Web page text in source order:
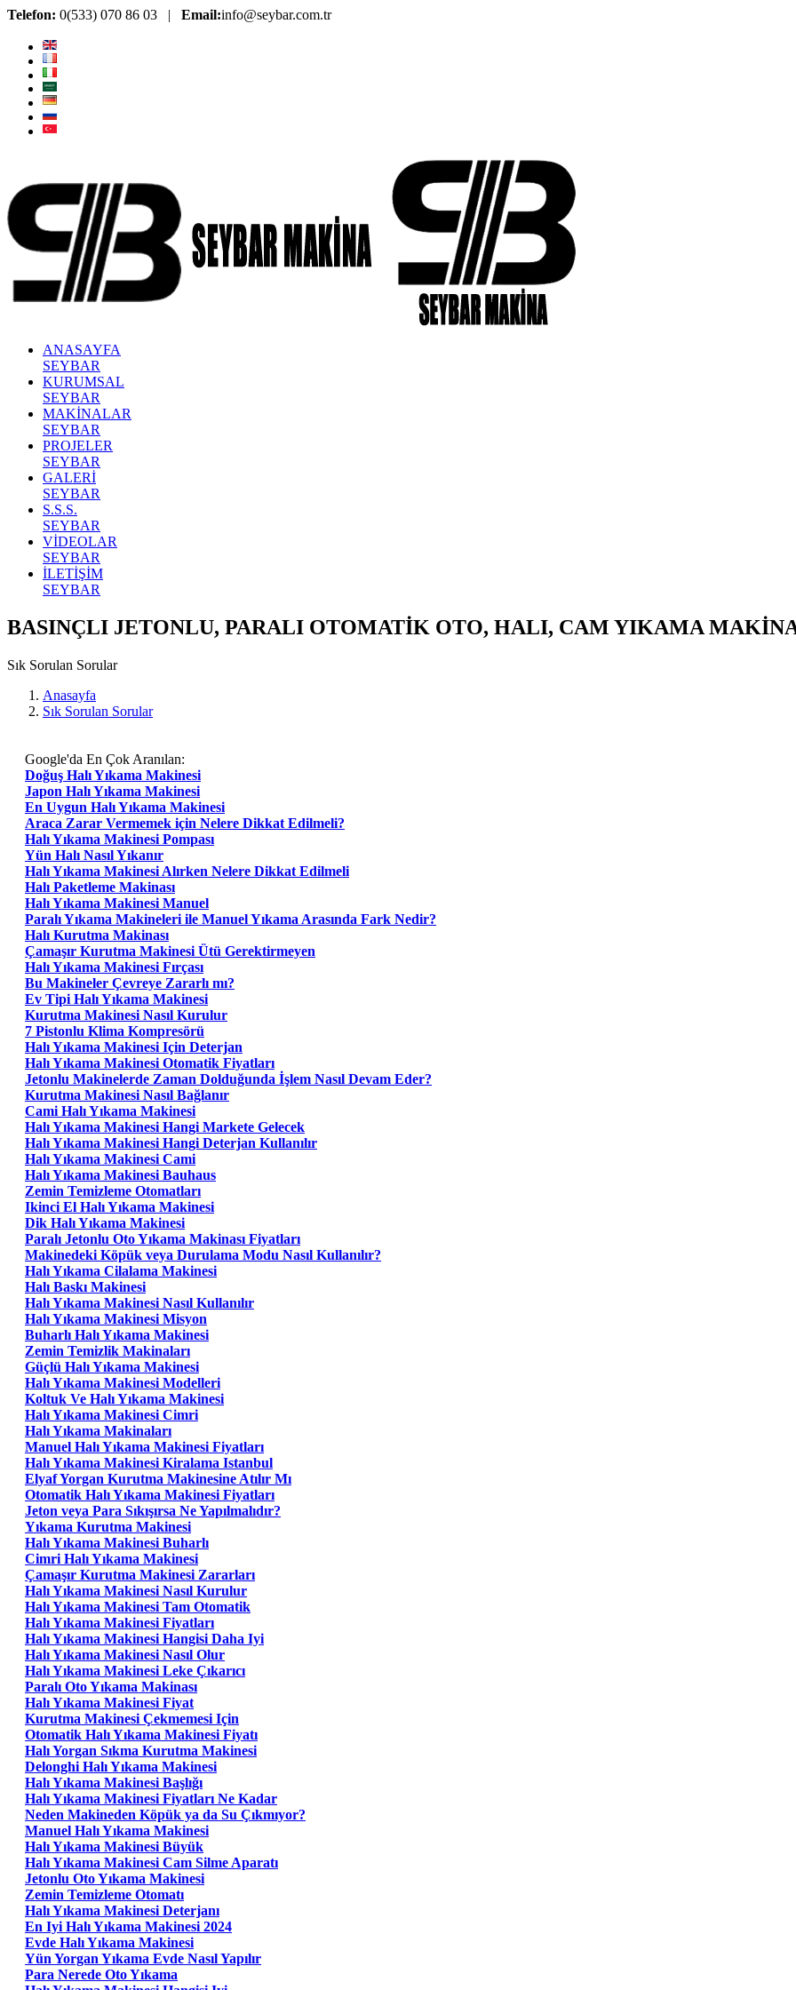
Telefon: 0(533) 070 86 03 | Email:info@seybar.com.tr
ANASAYFA
SEYBAR
KURUMSAL
SEYBAR
MAKİNALAR
SEYBAR
PROJELER
SEYBAR
GALERİ
SEYBAR
S.S.S.
SEYBAR
VİDEOLAR
SEYBAR
İLETİŞİM
SEYBAR
BASINÇLI JETONLU, PARALI OTOMATİK OTO, HALI, CAM YIKAMA
Sık Sorulan Sorular
Anasayfa
Sık Sorulan Sorular
Google'da En Çok Aranılan:
Doğuş Halı Yıkama Makinesi
Japon Halı Yıkama Makinesi
En Uygun Halı Yıkama Makinesi
Araca Zarar Vermemek için Nelere Dikkat Edilmeli?
Halı Yıkama Makinesi Pompası
Yün Halı Nasıl Yıkanır
Halı Yıkama Makinesi Alırken Nelere Dikkat Edilmeli
Halı Paketleme Makinası
Halı Yıkama Makinesi Manuel
Paralı Yıkama Makineleri ile Manuel Yıkama Arasında Fark Nedir?
Halı Kurutma Makinası
Çamaşır Kurutma Makinesi Ütü Gerektirmeyen
Halı Yıkama Makinesi Fırçası
Bu Makineler Çevreye Zararlı mı?
Ev Tipi Halı Yıkama Makinesi
Kurutma Makinesi Nasıl Kurulur
7 Pistonlu Klima Kompresörü
Halı Yıkama Makinesi Için Deterjan
Halı Yıkama Makinesi Otomatik Fiyatları
Jetonlu Makinelerde Zaman Dolduğunda İşlem Nasıl Devam Eder?
Kurutma Makinesi Nasıl Bağlanır
Cami Halı Yıkama Makinesi
Halı Yıkama Makinesi Hangi Markete Gelecek
Halı Yıkama Makinesi Hangi Deterjan Kullanılır
Halı Yıkama Makinesi Cami
Halı Yıkama Makinesi Bauhaus
Zemin Temizleme Otomatları
Ikinci El Halı Yıkama Makinesi
Dik Halı Yıkama Makinesi
Paralı Jetonlu Oto Yıkama Makinası Fiyatları
Makinedeki Köpük veya Durulama Modu Nasıl Kullanılır?
Halı Yıkama Cilalama Makinesi
Halı Baskı Makinesi
Halı Yıkama Makinesi Nasıl Kullanılır
Halı Yıkama Makinesi Misyon
Buharlı Halı Yıkama Makinesi
Zemin Temizlik Makinaları
Güçlü Halı Yıkama Makinesi
Halı Yıkama Makinesi Modelleri
Koltuk Ve Halı Yıkama Makinesi
Halı Yıkama Makinesi Cimri
Halı Yıkama Makinaları
Manuel Halı Yıkama Makinesi Fiyatları
Halı Yıkama Makinesi Kiralama Istanbul
Elyaf Yorgan Kurutma Makinesine Atılır Mı
Otomatik Halı Yıkama Makinesi Fiyatları
Jeton veya Para Sıkışırsa Ne Yapılmalıdır?
Yıkama Kurutma Makinesi
Halı Yıkama Makinesi Buharlı
Cimri Halı Yıkama Makinesi
Çamaşır Kurutma Makinesi Zararları
Halı Yıkama Makinesi Nasıl Kurulur
Halı Yıkama Makinesi Tam Otomatik
Halı Yıkama Makinesi Fiyatları
Halı Yıkama Makinesi Hangisi Daha Iyi
Halı Yıkama Makinesi Nasıl Olur
Halı Yıkama Makinesi Leke Çıkarıcı
Paralı Oto Yıkama Makinası
Halı Yıkama Makinesi Fiyat
Kurutma Makinesi Çekmemesi Için
Otomatik Halı Yıkama Makinesi Fiyatı
Halı Yorgan Sıkma Kurutma Makinesi
Delonghi Halı Yıkama Makinesi
Halı Yıkama Makinesi Başlığı
Halı Yıkama Makinesi Fiyatları Ne Kadar
Neden Makineden Köpük ya da Su Çıkmıyor?
Manuel Halı Yıkama Makinesi
Halı Yıkama Makinesi Büyük
Halı Yıkama Makinesi Cam Silme Aparatı
Jetonlu Oto Yıkama Makinesi
Zemin Temizleme Otomatı
Halı Yıkama Makinesi Deterjanı
En Iyi Halı Yıkama Makinesi 2024
Evde Halı Yıkama Makinesi
Yün Yorgan Yıkama Evde Nasıl Yapılır
Para Nerede Oto Yıkama